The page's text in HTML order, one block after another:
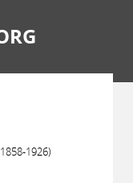
1926)